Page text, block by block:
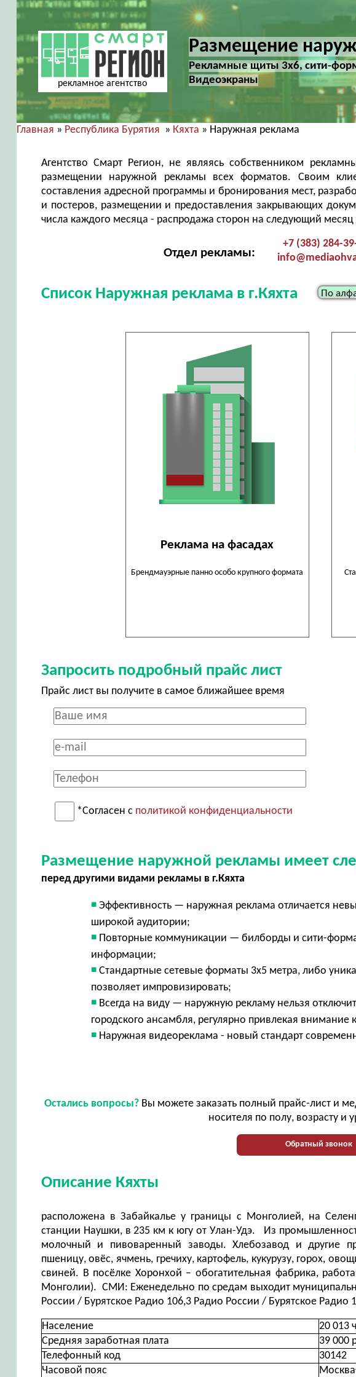
рекламное агентство
Размещение
Рекламные щиты 3х6, сити-
Видеоэкраны
Главная » Республика Бурятия » Кяхта » Наружная реклама
Агентство Смарт Регион, не являясь собственником
размещении наружной рекламы всех форматов. Своим
составления адресной программы и бронирования мест,
и постеров, размещении и предоставления закрывающих
числа каждого месяца - распродажа сторон на следующий месяц
Отдел рекламы:
+7 (383) 284-
Список Наружная реклама в г.Кяхта
Реклама на фасадах
Брендмауэрные панно особо крупного формата
Запросить подробный прайс лист
Прайс лист вы получите в самое ближайшее время
*Согласен с политикой конфиденциальности
Размещение наружной рекламы имеет
перед другими видами рекламы в г.Кяхта
Эффективность — наружная реклама отличается
широкой аудитории;
Повторные коммуникации — билборды и сити-
информации;
Стандартные сетевые форматы 3х5 метра, либо
позволяет импровизировать;
Всегда на виду — наружную рекламу нельзя
городского ансамбля, регулярно привлекая внимание
Наружная видеореклама - новый стандарт
Остались вопросы? Вы можете заказать полный прайс-лист и
носителя по полу, возрасту и
Обратный звонок
Описание Кяхты
расположена в Забайкалье у границы с Монголией, на
станции Наушки, в 235 км к югу от Улан-Удэ. Из
молочный и пивоваренный заводы. Хлебозавод и другие
пшеницу, овёс, ячмень, гречиху, картофель, кукурузу, горох,
свиней. В посёлке Хоронхой – обогатительная фабрика,
Монголии). СМИ: Еженедельно по средам выходит
России / Бурятское Радио 106,3 Радио России / Бурятское
Население
20 013
Средняя заработная плата
39 000
Телефонный код
30142
Часовой пояс